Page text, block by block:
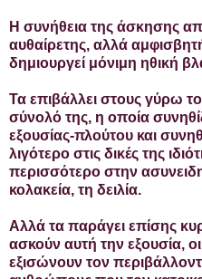
Η συνήθεια της άσκησης
αυθαίρετης, αλλά
δημιουργεί μόνιμη ηθική
Τα επιβάλλει στους γύρω
σύνολό της, η οποία
εξουσίας-πλούτου και
λιγότερο στις δικές της
περισσότερο στην
κολακεία, τη δειλία.
Αλλά τα παράγει επίσης
ασκούν αυτή την εξουσία,
εξισώνουν τον